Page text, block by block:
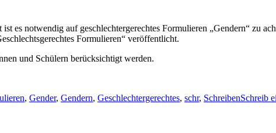
es notwendig auf geschlechtergerechtes Formulieren „Gendern“ zu
Formulieren“ veröffentlicht.
und Schülern berücksichtigt werden.
, Gender, Gendern, Geschlechtergerechtes, schr, SchreibenSchreib